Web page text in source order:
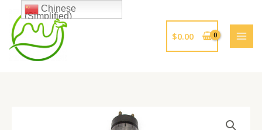
$0.00
Chinese
(Simplified)